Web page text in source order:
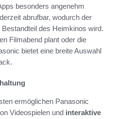
besonders angenehm
abrufbar, wodurch der
des Heimkinos wird.
Filmabend plant oder die
bietet eine breite Auswahl
ermöglichen Panasonic
Videospielen und interaktive